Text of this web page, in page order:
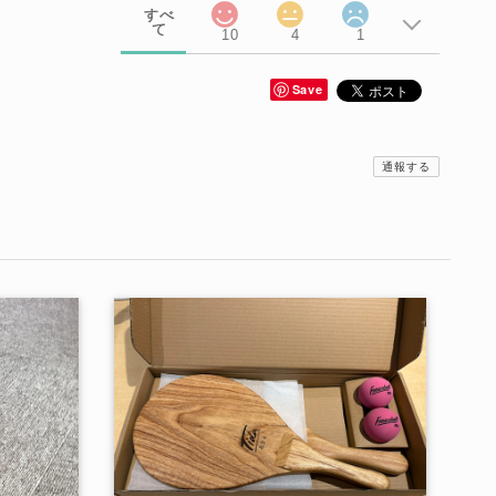
すべ
て
10 4 1
Save
通報する